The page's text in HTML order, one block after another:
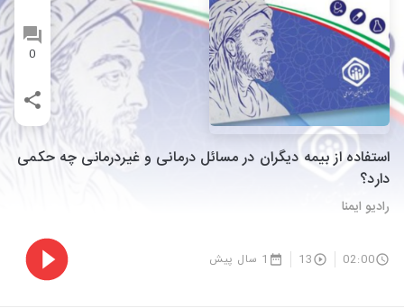
0
استفاده از بیمه دیگران در مسائل درمانی و غیردرمانی چه حکمی
دارد؟
رادیو ایمنا
02:00
13 1 سال پیش